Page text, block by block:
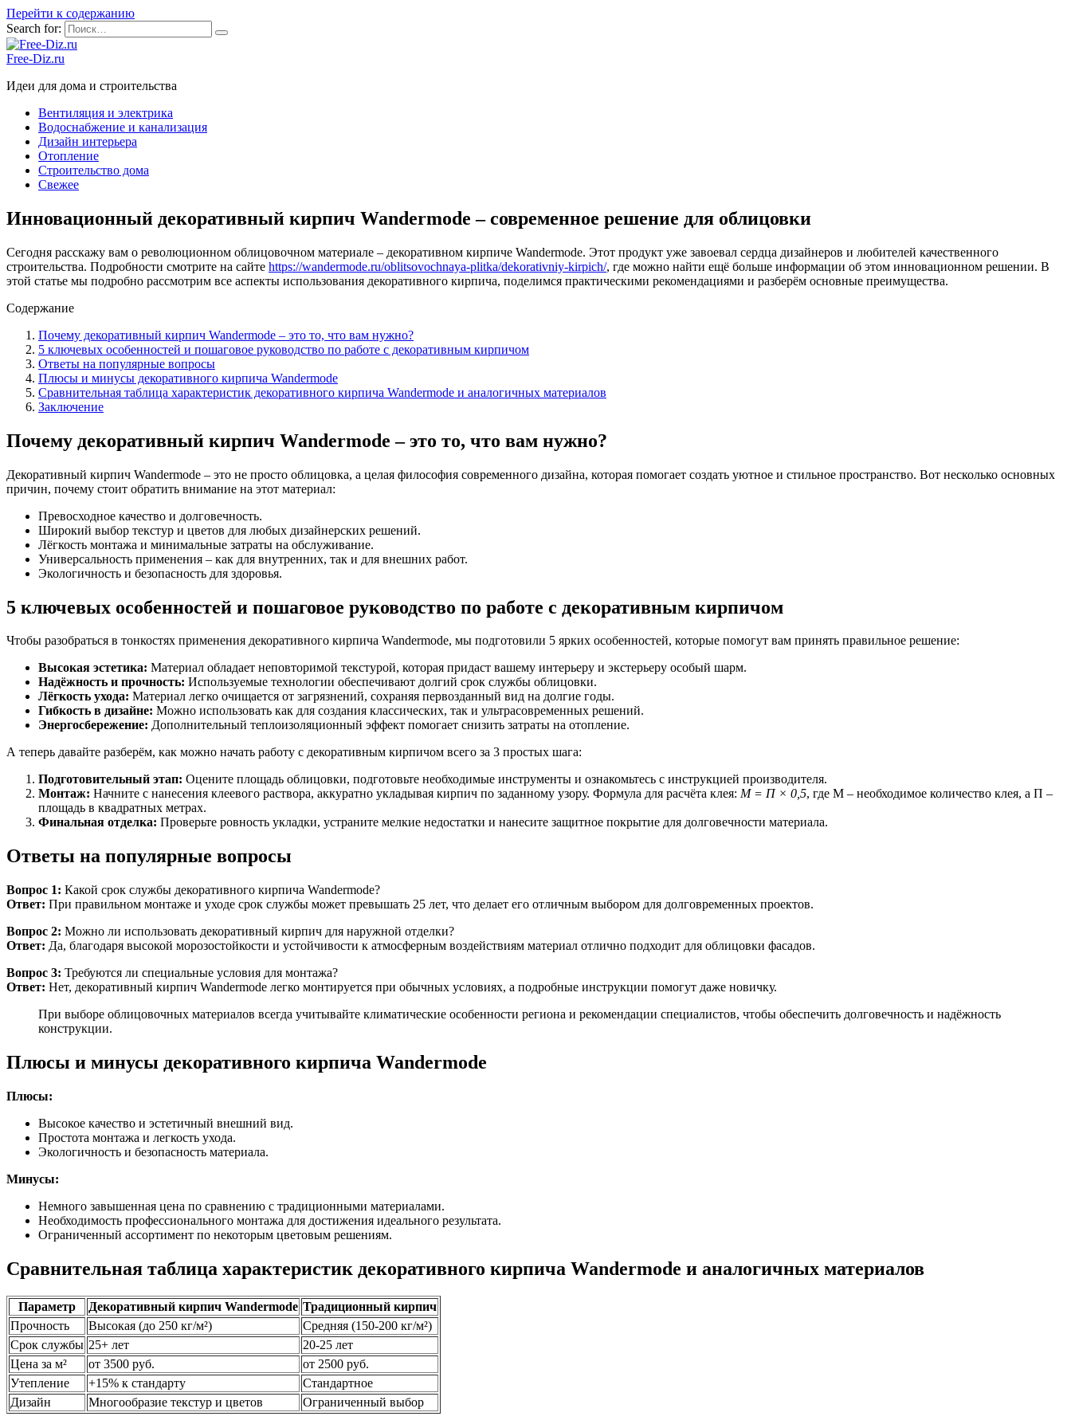
Перейти к содержанию
Search for:
Free-Diz.ru
Идеи для дома и строительства
Вентиляция и электрика
Водоснабжение и канализация
Дизайн интерьера
Отопление
Строительство дома
Свежее
Инновационный декоративный кирпич Wandermode – современное решение для облицовки
Сегодня расскажу вам о революционном облицовочном материале – декоративном кирпиче Wandermode. Этот продукт уже завоевал сердца дизайнеров и любителей качественного
строительства. Подробности смотрите на сайте https://wandermode.ru/oblitsovochnaya-plitka/dekorativniy-kirpich/, где можно найти ещё больше информации об этом инновационном решении. В
этой статье мы подробно рассмотрим все аспекты использования декоративного кирпича, поделимся практическими рекомендациями и разберём основные преимущества.
Содержание
Почему декоративный кирпич Wandermode – это то, что вам нужно?
5 ключевых особенностей и пошаговое руководство по работе с декоративным кирпичом
Ответы на популярные вопросы
Плюсы и минусы декоративного кирпича Wandermode
Сравнительная таблица характеристик декоративного кирпича Wandermode и аналогичных материалов
Заключение
Почему декоративный кирпич Wandermode – это то, что вам нужно?
Декоративный кирпич Wandermode – это не просто облицовка, а целая философия современного дизайна, которая помогает создать уютное и стильное пространство. Вот несколько основных
причин, почему стоит обратить внимание на этот материал:
Превосходное качество и долговечность.
Широкий выбор текстур и цветов для любых дизайнерских решений.
Лёгкость монтажа и минимальные затраты на обслуживание.
Универсальность применения – как для внутренних, так и для внешних работ.
Экологичность и безопасность для здоровья.
5 ключевых особенностей и пошаговое руководство по работе с декоративным кирпичом
Чтобы разобраться в тонкостях применения декоративного кирпича Wandermode, мы подготовили 5 ярких особенностей, которые помогут вам принять правильное решение:
Высокая эстетика: Материал обладает неповторимой текстурой, которая придаст вашему интерьеру и экстерьеру особый шарм.
Надёжность и прочность: Используемые технологии обеспечивают долгий срок службы облицовки.
Лёгкость ухода: Материал легко очищается от загрязнений, сохраняя первозданный вид на долгие годы.
Гибкость в дизайне: Можно использовать как для создания классических, так и ультрасовременных решений.
Энергосбережение: Дополнительный теплоизоляционный эффект помогает снизить затраты на отопление.
А теперь давайте разберём, как можно начать работу с декоративным кирпичом всего за 3 простых шага:
Подготовительный этап: Оцените площадь облицовки, подготовьте необходимые инструменты и ознакомьтесь с инструкцией производителя.
Монтаж: Начните с нанесения клеевого раствора, аккуратно укладывая кирпич по заданному узору. Формула для расчёта клея: М = П × 0,5, где М – необходимое количество клея, а П –
площадь в квадратных метрах.
Финальная отделка: Проверьте ровность укладки, устраните мелкие недостатки и нанесите защитное покрытие для долговечности материала.
Ответы на популярные вопросы
Вопрос 1: Какой срок службы декоративного кирпича Wandermode?
Ответ: При правильном монтаже и уходе срок службы может превышать 25 лет, что делает его отличным выбором для долговременных проектов.
Вопрос 2: Можно ли использовать декоративный кирпич для наружной отделки?
Ответ: Да, благодаря высокой морозостойкости и устойчивости к атмосферным воздействиям материал отлично подходит для облицовки фасадов.
Вопрос 3: Требуются ли специальные условия для монтажа?
Ответ: Нет, декоративный кирпич Wandermode легко монтируется при обычных условиях, а подробные инструкции помогут даже новичку.
При выборе облицовочных материалов всегда учитывайте климатические особенности региона и рекомендации специалистов, чтобы обеспечить долговечность и надёжность
конструкции.
Плюсы и минусы декоративного кирпича Wandermode
Плюсы:
Высокое качество и эстетичный внешний вид.
Простота монтажа и легкость ухода.
Экологичность и безопасность материала.
Минусы:
Немного завышенная цена по сравнению с традиционными материалами.
Необходимость профессионального монтажа для достижения идеального результата.
Ограниченный ассортимент по некоторым цветовым решениям.
Сравнительная таблица характеристик декоративного кирпича Wandermode и аналогичных материалов
Параметр Декоративный кирпич Wandermode Традиционный кирпич
Прочность
Высокая (до 250 кг/м²)
Средняя (150-200 кг/м²)
Срок службы 25+ лет
20-25 лет
Цена за м²
от 3500 руб.
от 2500 руб.
Утепление
+15% к стандарту
Стандартное
Дизайн
Многообразие текстур и цветов Ограниченный выбор